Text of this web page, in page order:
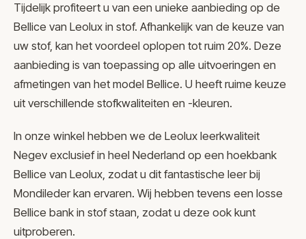
Tijdelijk profiteert u van een unieke aanbieding op de
Bellice van Leolux in stof. Afhankelijk van de keuze van
uw stof, kan het voordeel oplopen tot ruim 20%. Deze
aanbieding is van toepassing op alle uitvoeringen en
afmetingen van het model Bellice. U heeft ruime keuze
uit verschillende stofkwaliteiten en -kleuren.
In onze winkel hebben we de Leolux leerkwaliteit
Negev exclusief in heel Nederland op een hoekbank
Bellice van Leolux, zodat u dit fantastische leer bij
Mondileder kan ervaren. Wij hebben tevens een losse
Bellice bank in stof staan, zodat u deze ook kunt
uitproberen.